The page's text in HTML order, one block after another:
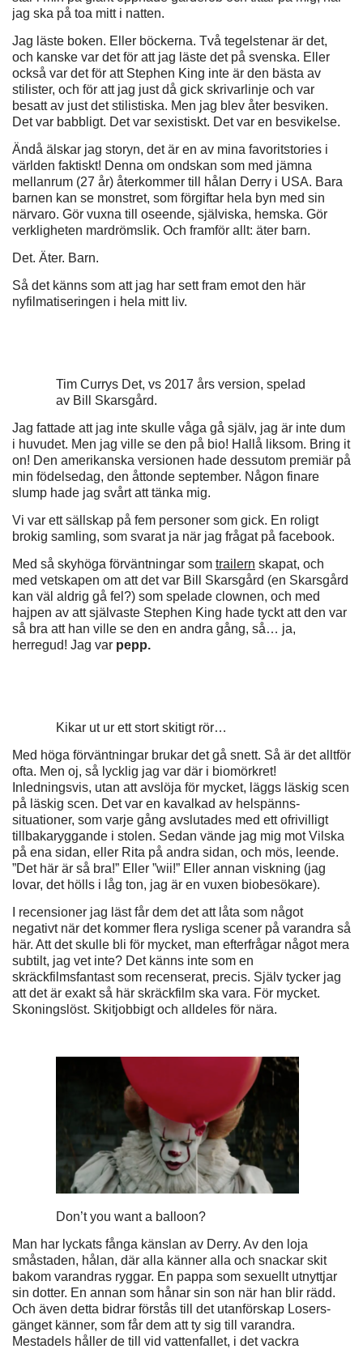
jag ska på toa mitt i natten.
Jag läste boken. Eller böckerna. Två tegelstenar är det,
och kanske var det för att jag läste det på svenska. Eller
också var det för att Stephen King inte är den bästa av
stilister, och för att jag just då gick skrivarlinje och var
besatt av just det stilistiska. Men jag blev åter besviken.
Det var babbligt. Det var sexistiskt. Det var en besvikelse.
Ändå älskar jag storyn, det är en av mina favoritstories i
världen faktiskt! Denna om ondskan som med jämna
mellanrum (27 år) återkommer till hålan Derry i USA. Bara
barnen kan se monstret, som förgiftar hela byn med sin
närvaro. Gör vuxna till oseende, själviska, hemska. Gör
verkligheten mardrömslik. Och framför allt: äter barn.
Det. Äter. Barn.
Så det känns som att jag har sett fram emot den här
nyfilmatiseringen i hela mitt liv.
Tim Currys Det, vs 2017 års version, spelad
av Bill Skarsgård.
Jag fattade att jag inte skulle våga gå själv, jag är inte dum
i huvudet. Men jag ville se den på bio! Hallå liksom. Bring it
on! Den amerikanska versionen hade dessutom premiär på
min födelsedag, den åttonde september. Någon finare
slump hade jag svårt att tänka mig.
Vi var ett sällskap på fem personer som gick. En roligt
brokig samling, som svarat ja när jag frågat på facebook.
Med så skyhöga förväntningar som trailern skapat, och
med vetskapen om att det var Bill Skarsgård (en Skarsgård
kan väl aldrig gå fel?) som spelade clownen, och med
hajpen av att självaste Stephen King hade tyckt att den var
så bra att han ville se den en andra gång, så… ja,
herregud! Jag var pepp.
Kikar ut ur ett stort skitigt rör…
Med höga förväntningar brukar det gå snett. Så är det alltför
ofta. Men oj, så lycklig jag var där i biomörkret!
Inledningsvis, utan att avslöja för mycket, läggs läskig scen
på läskig scen. Det var en kavalkad av helspänns-
situationer, som varje gång avslutades med ett ofrivilligt
tillbakaryggande i stolen. Sedan vände jag mig mot Vilska
på ena sidan, eller Rita på andra sidan, och mös, leende.
”Det här är så bra!” Eller ”wii!” Eller annan viskning (jag
lovar, det hölls i låg ton, jag är en vuxen biobesökare).
I recensioner jag läst får dem det att låta som något
negativt när det kommer flera rysliga scener på varandra så
här. Att det skulle bli för mycket, man efterfrågar något mera
subtilt, jag vet inte? Det känns inte som en
skräckfilmsfantast som recenserat, precis. Själv tycker jag
att det är exakt så här skräckfilm ska vara. För mycket.
Skoningslöst. Skitjobbigt och alldeles för nära.
Don’t you want a balloon?
Man har lyckats fånga känslan av Derry. Av den loja
småstaden, hålan, där alla känner alla och snackar skit
bakom varandras ryggar. En pappa som sexuellt utnyttjar
sin dotter. En annan som hånar sin son när han blir rädd.
Och även detta bidrar förstås till det utanförskap Losers-
gänget känner, som får dem att ty sig till varandra.
Mestadels håller de till vid vattenfallet, i det vackra